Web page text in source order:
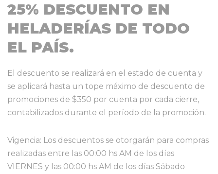
25% DESCUENTO EN
HELADERÍAS DE TODO
EL PAÍS.
El descuento se realizará en el estado de cuenta y
se aplicará hasta un tope máximo de descuento de
promociones de $350 por cuenta por cada cierre,
contabilizados durante el período de la promoción.
Vigencia: Los descuentos se otorgarán para compras
realizadas entre las 00:00 hs AM de los días
VIERNES y las 00:00 hs AM de los días Sábado